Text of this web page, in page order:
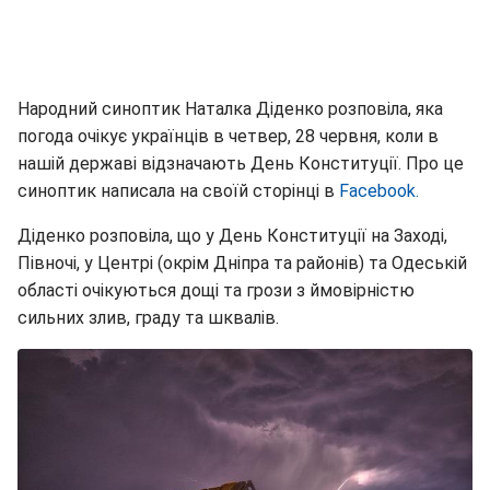
Народний синоптик Наталка Діденко розповіла, яка
погода очікує українців в четвер, 28 червня, коли в
нашій державі відзначають День Конституції. Про це
синоптик написала на своїй сторінці в Facebook.
Діденко розповіла, що у День Конституції на Заході,
Півночі, у Центрі (окрім Дніпра та районів) та Одеській
області очікуються дощі та грози з ймовірністю
сильних злив, граду та шквалів.